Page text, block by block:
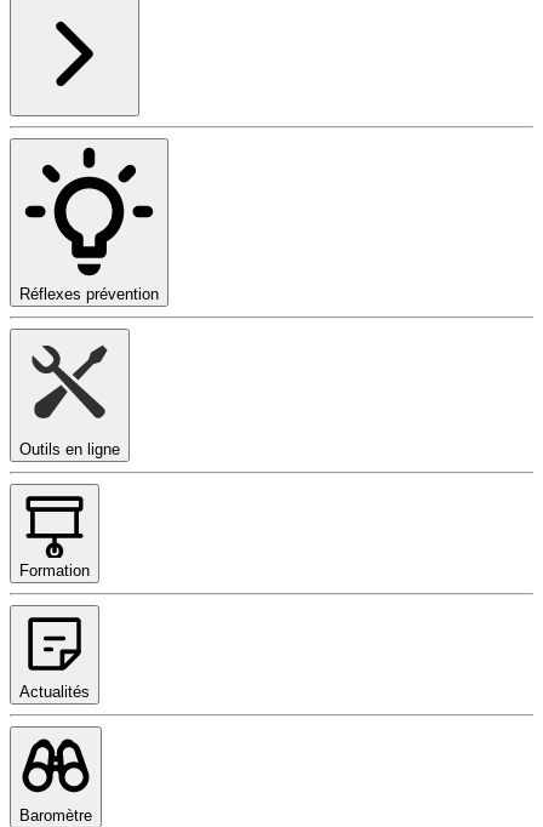
Réflexes prévention
Outils en ligne
Formation
Actualités
Baromètre